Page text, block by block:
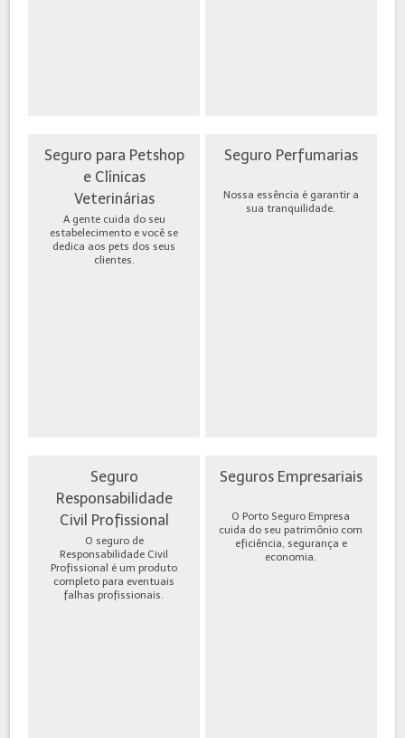
Seguro para Petshop
e Clínicas
Veterinárias
A gente cuida do seu
estabelecimento e você se
dedica aos pets dos seus
clientes.
Seguro Perfumarias
Nossa essência é garantir a
sua tranquilidade.
Seguro
Responsabilidade
Civil Profissional
O seguro de
Responsabilidade Civil
Profissional é um produto
completo para eventuais
falhas profissionais.
Seguros Empresariais
O Porto Seguro Empresa
cuida do seu patrimônio com
eficiência, segurança e
economia.